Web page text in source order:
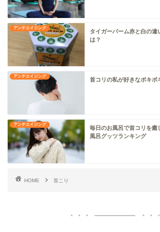
アンチエイジング
タイガーバーム赤と白の違
は？
アンチエイジング
首コリの私が好きなボキボ
アンチエイジング
毎日のお風呂で首コリを癒
風呂グッツランキング
HOME 首こり